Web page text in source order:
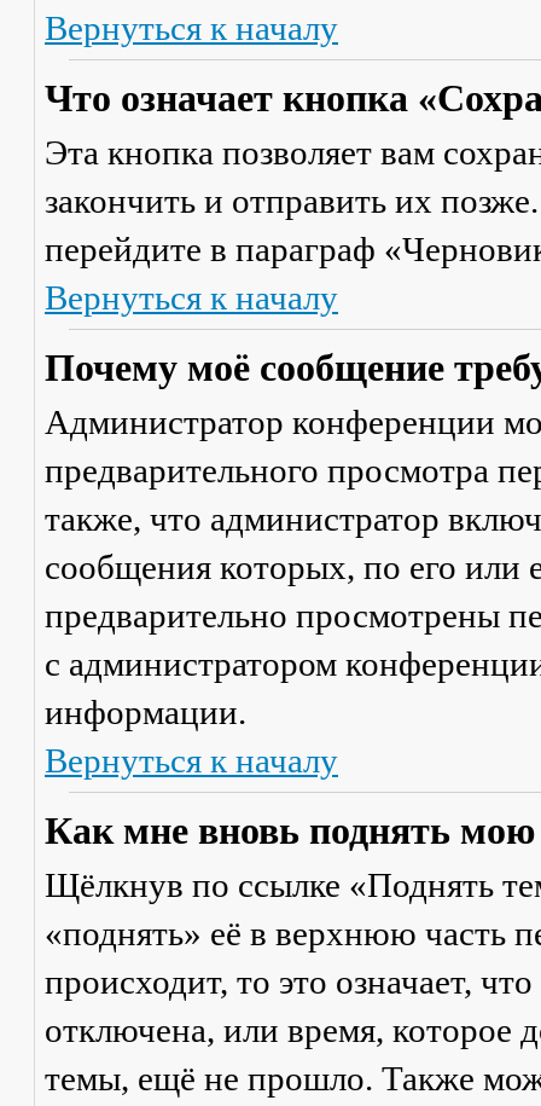
Вернуться к началу
Что означает кнопка
Эта кнопка позволяет вам
закончить и отправить их
перейдите в параграф
Вернуться к началу
Почему моё сообщение
Администратор конференции
предварительного просмотра
также, что администратор
сообщения которых, по его
предварительно просмотрены
с администратором
информации.
Вернуться к началу
Как мне вновь поднять мою
Щёлкнув по ссылке «Поднять
«поднять» её в верхнюю часть
происходит, то это означает,
отключена, или время, которое
темы, ещё не прошло. Также